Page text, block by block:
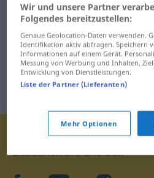
Besuchen Sie uns auf:
Wir und unsere Partner
Folgendes bereitzustellen:
Genaue Geolocation-Daten verwenden.
Identifikation aktiv abfragen. Speichern
Informationen auf einem Gerät.
Messung von Werbung und Inhalten,
Entwicklung von Dienstleistungen.
Liste der Partner (Lieferanten)
Mehr Optionen